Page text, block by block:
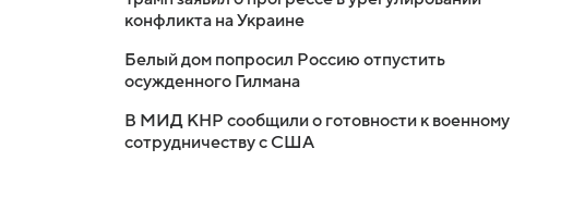
конфликта на Украине
Белый дом попросил Россию отпустить
осужденного Гилмана
В МИД КНР сообщили о готовности к военному
сотрудничеству с США